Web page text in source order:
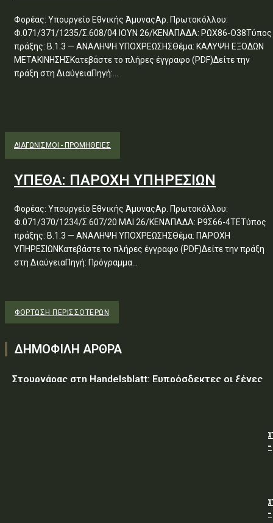
Φορέας: Υπουργείο Εθνικής ΆμυναςΑρ. Πρωτοκόλλου:
Φ.071/371/1235/Σ.608/04 ΙΟΥΝ 26/ΚΕΝΑΠΑΔΑ: ΡΩΧ86-Ο38Τύπος
πράξης: Β.1.3 — ΑΝΑΛΗΨΗ ΥΠΟΧΡΕΩΣΗΣΘέμα: ΚΑΛΥΨΗ ΕΞΟΔΩΝ
ΜΕΤΑΚΙΝΗΣΗΣΚατεβάστε το πλήρες έγγραφο (PDF)Δείτε την
πράξη στη ΔιαύγειαΠηγή:...
ΔΙΑΓΩΝΙΣΜΟΊ - ΠΡΟΜΉΘΕΙΕΣ
ΥΠΕΘΑ: ΠΑΡΟΧΗ ΥΠΗΡΕΣΙΩΝ
Φορέας: Υπουργείο Εθνικής ΆμυναςΑρ. Πρωτοκόλλου:
Φ.071/370/1234/Σ.607/20 ΜΑΙ 26/ΚΕΝΑΠΑΔΑ: Ρ9Σ66-4ΤΕΤύπος
πράξης: Β.1.3 — ΑΝΑΛΗΨΗ ΥΠΟΧΡΕΩΣΗΣΘέμα: ΠΑΡΟΧΗ
ΥΠΗΡΕΣΙΩΝΚατεβάστε το πλήρες έγγραφο (PDF)Δείτε την πράξη
στη ΔιαύγειαΠηγή: Πρόγραμμα...
ΦΌΡΤΩΣΗ ΠΕΡΙΣΣΟΤΈΡΩΝ
ΔΗΜΟΦΙΛΗ ΑΡΘΡΑ
Στουρνάρας στη Handelsblatt: Ευπρόσδεκτες οι ξένες
ΥΠ.ΠΡΟ.ΠΟ.: « Προσωρινές κυκλοφοριακές ρυθμίσεις
τον 7ο Λαϊκό Αγώνα Δρόμου φράγμα Λίμνης Πλαστήρα –
ΥΠ.ΠΡΟ.ΠΟ.: « Προσωρινές κυκλοφοριακές ρυθμίσεις
τον 7ο Λαϊκό Αγώνα Δρόμου φράγμα Λίμνης Πλαστήρα –